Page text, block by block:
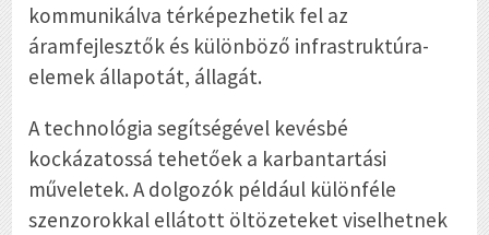
kommunikálva térképezhetik fel az
áramfejlesztők és különböző infrastruktúra-
elemek állapotát, állagát.
A technológia segítségével kevésbé
kockázatossá tehetőek a karbantartási
műveletek. A dolgozók például különféle
szenzorokkal ellátott öltözeteket viselhetnek